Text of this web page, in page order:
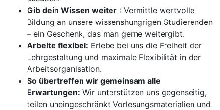
Gib dein Wissen weiter : Vermittle wertvolle
Bildung an unsere wissenshungrigen Studierenden
– ein Geschenk, das man gerne weitergibt.
Arbeite flexibel: Erlebe bei uns die Freiheit der
Lehrgestaltung und maximale Flexibilität in der
Arbeitsorganisation.
So übertreffen wir gemeinsam alle
Erwartungen: Wir unterstützen uns gegenseitig,
teilen uneingeschränkt Vorlesungsmaterialien und